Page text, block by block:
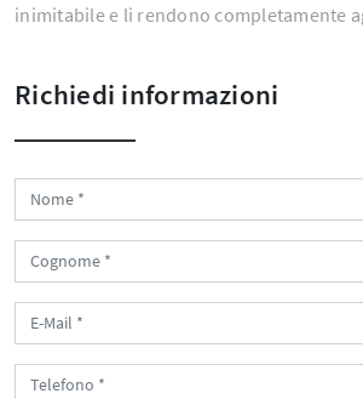
inimitabile e li rendono completamente
Richiedi informazioni